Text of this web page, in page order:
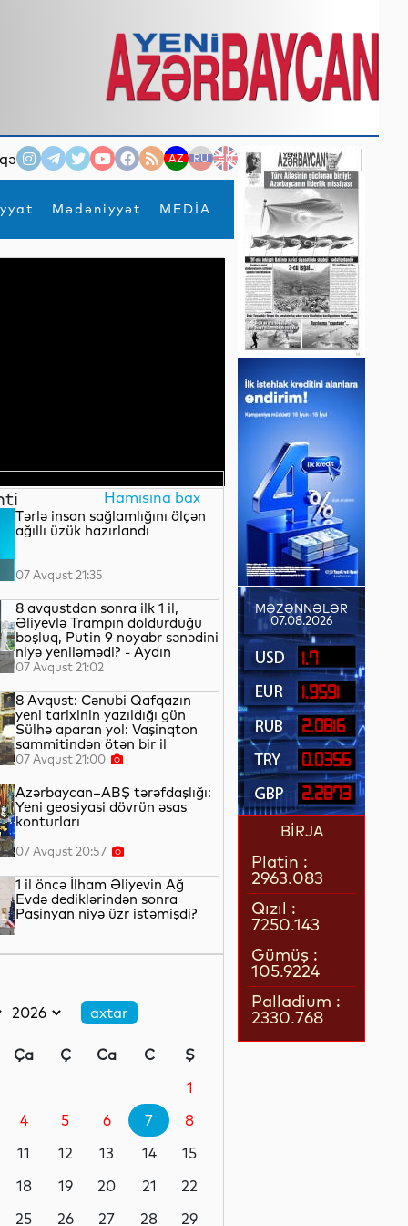
AZ RU EN
Mədəniyyət MEDİA
×
Hamısına bax
Tərlə insan sağlamlığını ölçən
ağıllı üzük hazırlandı
07 Avqust 21:35
8 avqustdan sonra ilk 1 il,
Əliyevlə Trampın doldurduğu
boşluq, Putin 9 noyabr sənədini
niyə yeniləmədi? - Aydın
QULİYEV yazır...
07 Avqust 21:02
8 Avqust: Cənubi Qafqazın
yeni tarixinin yazıldığı gün
Sülhə aparan yol: Vaşinqton
sammitindən ötən bir il
07 Avqust 21:00
Azərbaycan–ABŞ tərəfdaşlığı:
Yeni geosiyasi dövrün əsas
konturları
07 Avqust 20:57
1 il öncə İlham Əliyevin Ağ
Evdə dediklərindən sonra
Paşinyan niyə üzr istəmişdi?
“Paramount” ilə “Warner Bros.
razılıq verib
07 Avqust 19:22
Rumıniya hökuməti elektrik
məhdudlaşdırmaq qərarına
07 Avqust 18:45
Ça Ç Ca C
Ş
1
4 5 6 7
8
11 12 13 14
15
18 19 20 21
22
25 26 27 28
29
MƏZƏNNƏLƏR
07.08.2026
1.7
1.9591
2.0816
0.0356
2.2873
BİRJA
Platin :
2963.083
Qızıl :
7250.143
Gümüş :
105.9224
Palladium :
2330.768